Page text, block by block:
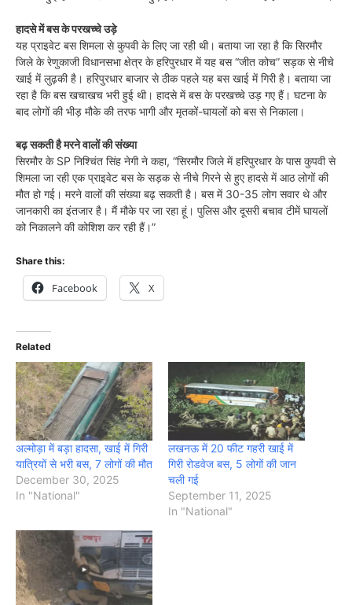
हादसे में बस के परखच्चे उड़े
यह प्राइवेट बस शिमला से कुपवी के लिए जा रही थी। बताया जा रहा है कि सिरमौर
जिले के रेणुकाजी विधानसभा क्षेत्र के हरिपुरधार में यह बस “जीत कोच” सड़क से नीचे
खाई में लुढ़की है। हरिपुरधार बाजार से ठीक पहले यह बस खाई में गिरी है। बताया जा
रहा है कि बस खचाखच भरी हुई थी। हादसे में बस के परखच्चे उड़ गए हैं। घटना के
बाद लोगों की भीड़ मौके की तरफ भागी और मृतकों-घायलों को बस से निकाला।
बढ़ सकती है मरने वालों की संख्या
सिरमौर के SP निश्चिंत सिंह नेगी ने कहा, “सिरमौर जिले में हरिपुरधार के पास कुपवी से
शिमला जा रही एक प्राइवेट बस के सड़क से नीचे गिरने से हुए हादसे में आठ लोगों की
मौत हो गई। मरने वालों की संख्या बढ़ सकती है। बस में 30-35 लोग सवार थे और
जानकारी का इंतजार है। मैं मौके पर जा रहा हूं। पुलिस और दूसरी बचाव टीमें घायलों
को निकालने की कोशिश कर रही हैं।”
Share this:
Facebook X
Related
अल्मोड़ा में बड़ा हादसा, खाई में गिरी
यात्रियों से भरी बस, 7 लोगों की मौत
December 30, 2025
In "National"
लखनऊ में 20 फीट गहरी खाई में
गिरी रोडवेज बस, 5 लोगों की जान
चली गई
September 11, 2025
In "National"